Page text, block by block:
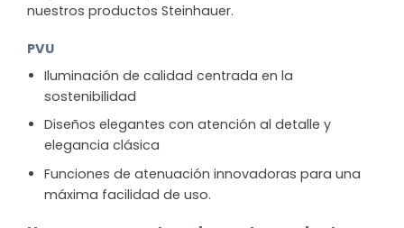
nuestros productos Steinhauer.
PVU
Iluminación de calidad centrada en la
sostenibilidad
Diseños elegantes con atención al detalle y
elegancia clásica
Funciones de atenuación innovadoras para una
máxima facilidad de uso.